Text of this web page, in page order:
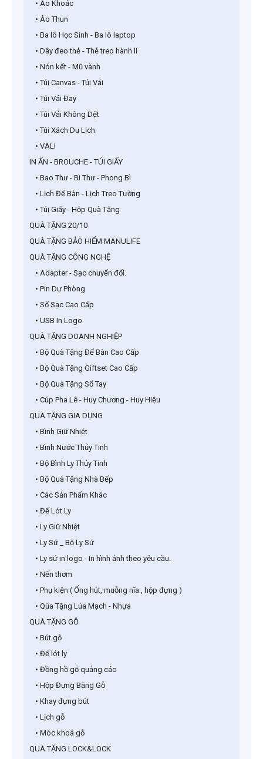
• Áo Khoác
• Áo Thun
• Ba lô Học Sinh - Ba lô laptop
• Dây đeo thẻ - Thẻ treo hành lí
• Nón kết - Mũ vành
• Túi Canvas - Túi Vải
• Túi Vải Đay
• Túi Vải Không Dệt
• Túi Xách Du Lịch
• VALI
IN ẤN - BROUCHE - TÚI GIẤY
• Bao Thư - Bì Thư - Phong Bì
• Lịch Để Bàn - Lịch Treo Tường
• Túi Giấy - Hộp Quà Tặng
QUÀ TẶNG 20/10
QUÀ TẶNG BẢO HIỂM MANULIFE
QUÀ TẶNG CÔNG NGHỆ
• Adapter - Sạc chuyển đổi.
• Pin Dự Phòng
• Sổ Sạc Cao Cấp
• USB In Logo
QUÀ TẶNG DOANH NGHIỆP
• Bộ Quà Tặng Để Bàn Cao Cấp
• Bộ Quà Tặng Giftset Cao Cấp
• Bộ Quà Tặng Sổ Tay
• Cúp Pha Lê - Huy Chương - Huy Hiệu
QUÀ TẶNG GIA DỤNG
• Bình Giữ Nhiệt
• Bình Nước Thủy Tinh
• Bộ Bình Ly Thủy Tinh
• Bộ Quà Tặng Nhà Bếp
• Các Sản Phẩm Khác
• Đế Lót Ly
• Ly Giữ Nhiệt
• Ly Sứ _ Bộ Ly Sứ
• Ly sứ in logo - In hình ảnh theo yêu cầu.
• Nến thơm
• Phụ kiện ( Ống hút, muỗng nĩa , hộp đựng )
• Qùa Tặng Lúa Mạch - Nhựa
QUÀ TẶNG GỖ
• Bút gỗ
• Đế lót ly
• Đồng hồ gỗ quảng cáo
• Hộp Đựng Bằng Gỗ
• Khay đựng bút
• Lịch gỗ
• Móc khoá gỗ
QUÀ TẶNG LOCK&LOCK